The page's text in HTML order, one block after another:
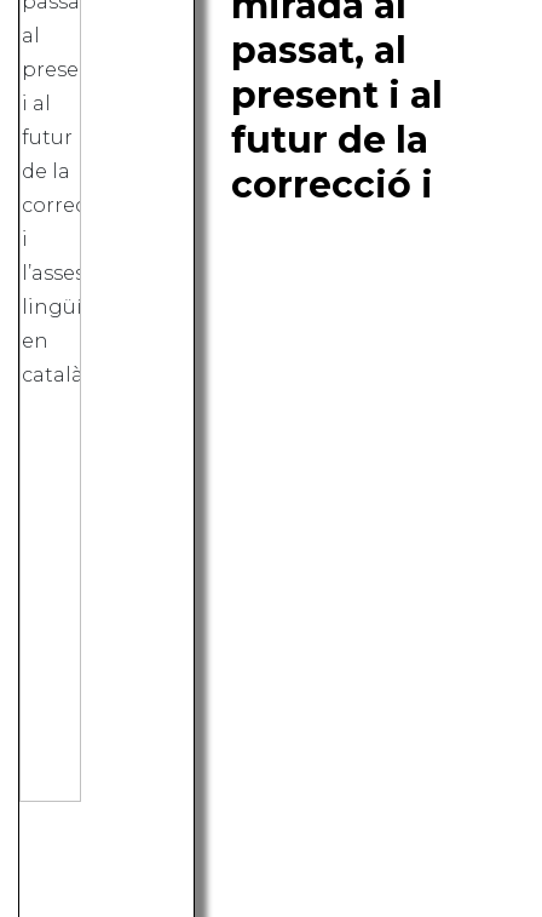
passat, al
present i al
futur de la
correcció i